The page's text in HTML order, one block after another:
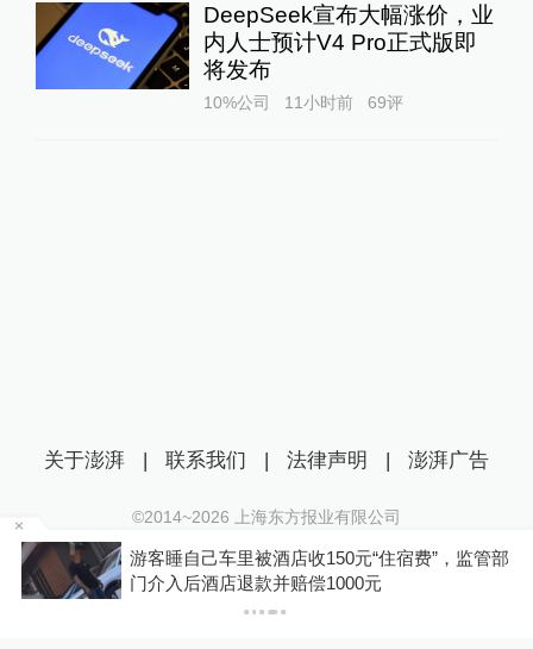
DeepSeek宣布大幅涨价，业
内人士预计V4 Pro正式版即
将发布
10%公司 11小时前 69评
观察｜撤档并非流量密码，健康的电影市场需要
多元共生
关于澎湃 | 联系我们 | 法律声明 | 澎湃广告
©2014~2026 上海东方报业有限公司
沪ICP证：沪B2-20170116 | 沪ICP备14003370号
互联网新闻信息服务许可证：31120170006
沪公网安备 31010602000299号